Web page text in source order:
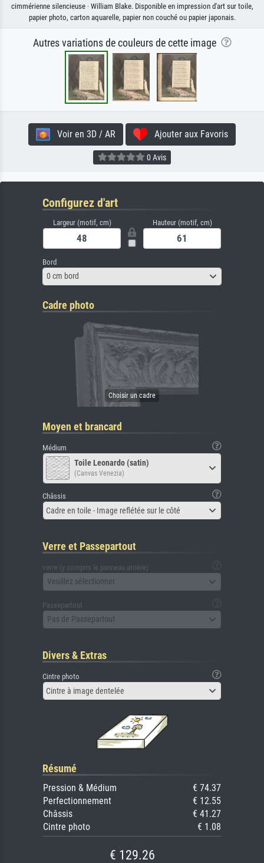
cimmérienne silencieuse · William Blake. Disponible en impression d'art sur toile,
papier photo, carton aquarelle, papier non couché ou papier japonais.
Autres variations de couleurs de cette image
Voir en 3D / AR Ajouter aux Favoris
0 Avis
Configurez d'art
Largeur (motif, cm) Hauteur (motif, cm)
Bord
0 cm bord
Cadre photo
Moyen et brancard
Médium
Toile Leonardo (satin)
(Canvas Venezia)
Châssis
Cadre en toile - Image reflétée sur le côté
Verre et Passepartout
verre (y compris le panneau arrière)
Veuillez sélectionner
Passepartout
Pas de Passepartout
Divers & Extras
Cintre photo
Cintre à image dentelée
Résumé
Pression & Médium
€ 74.37
Perfectionnement
€ 12.55
Châssis
€ 41.27
Cintre photo
€ 1.08
€ 129.26